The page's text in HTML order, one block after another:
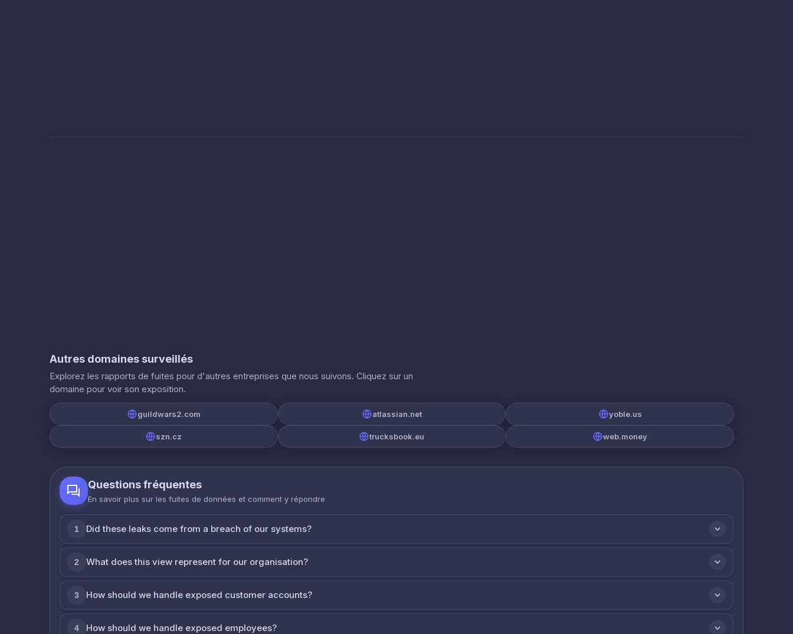
Autres domaines surveillés
Explorez les rapports de fuites pour d'autres entreprises que nous suivons. Cliquez sur un
domaine pour voir son exposition.
guildwars2.com atlassian.net yoble.us
szn.cz trucksbook.eu web.money
Questions fréquentes
En savoir plus sur les fuites de données et comment y répondre
1 Did these leaks come from a breach of our systems?
2 What does this view represent for our organisation?
3 How should we handle exposed customer accounts?
4 How should we handle exposed employees?